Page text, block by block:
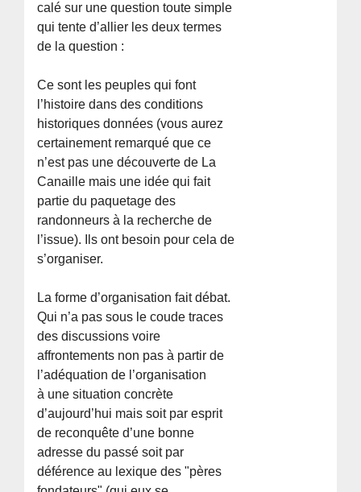
calé sur une question toute simple
qui tente d’allier les deux termes
de la question :
Ce sont les peuples qui font
l’histoire dans des conditions
historiques données (vous aurez
certainement remarqué que ce
n’est pas une découverte de La
Canaille mais une idée qui fait
partie du paquetage des
randonneurs à la recherche de
l’issue). Ils ont besoin pour cela de
s’organiser.
La forme d’organisation fait débat.
Qui n’a pas sous le coude traces
des discussions voire
affrontements non pas à partir de
l’adéquation de l’organisation
à une situation concrète
d’aujourd’hui mais soit par esprit
de reconquête d’une bonne
adresse du passé soit par
déférence au lexique des "pères